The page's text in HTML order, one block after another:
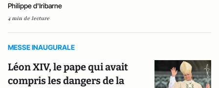
Philippe d'Iribarne
4 min de lecture
MESSE INAUGURALE
Léon XIV, le pape qui avait
compris les dangers de la